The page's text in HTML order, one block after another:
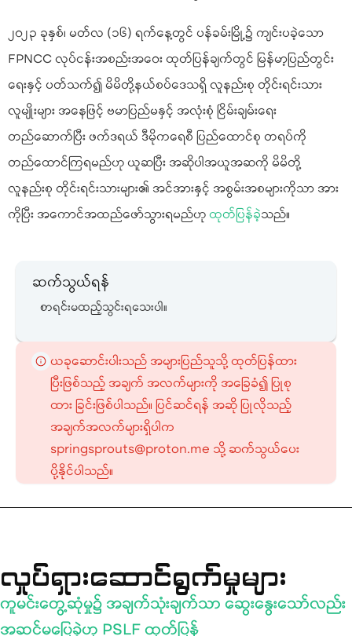
၂၀၂၃ ခုနှစ်၊ မတ်လ (၁၆) ရက်နေ့တွင် ပန်ခမ်းမြို့၌ ကျင်းပခဲ့သော
FPNCC လုပ်ငန်းအစည်းအဝေး ထုတ်ပြန်ချက်တွင် မြန်မာ့ပြည်တွင်း
ရေးနှင့် ပတ်သက်၍ မိမိတို့နယ်စပ်ဒေသရှိ လူနည်းစု တိုင်းရင်းသား
လူမျိုးများ အနေဖြင့် ဗမာပြည်မနှင့် အလုံးစုံ ငြိမ်းချမ်းရေး
တည်ဆောက်ပြီး ဖက်ဒရယ် ဒီမိုကရေစီ ပြည်ထောင်စု တရပ်ကို
တည်ထောင်ကြရမည်ဟု ယူဆပြီး အဆိုပါအယူအဆကို မိမိတို့
လူနည်းစု တိုင်းရင်းသားများ၏ အင်အားနှင့် အစွမ်းအစများကိုသာ အား
ကိုပြီး အကောင်အထည်ဖော်သွားရမည်ဟုထုတ်ပြန်ခဲ့သည်။
ဆက်သွယ်ရန်
စာရင်းမထည့်သွင်းရသေးပါ။
ယခုဆောင်းပါးသည် အများပြည်သူသို့ ထုတ်ပြန်ထား
ပြီးဖြစ်သည့် အချက် အလက်များကို အခြေခံ၍ ပြုစု
ထား ခြင်းဖြစ်ပါသည်။ ပြင်ဆင်ရန် အဆို ပြုလိုသည့်
အချက်အလက်များရှိပါက
springsprouts@proton.me သို့ ဆက်သွယ်ပေး
ပို့နိုင်ပါသည်။
လှုပ်ရှားဆောင်ရွက်မှုများ
ကူမင်းတွေ့ဆုံမှု၌ အချက်သုံးချက်သာ ဆွေးနွေးသော်လည်း
အဆင်မပြေခဲ့ဟု PSLF ထုတ်ပြန်